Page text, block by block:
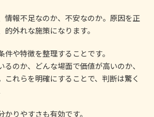
情報不足なのか、不安なのか。原因を正
的外れな施策になります。
件や特徴を整理することです。
るのか、どんな場面で価値が高いのか、
これらを明確にすることで、判断は驚く
かりやすさも有効です。